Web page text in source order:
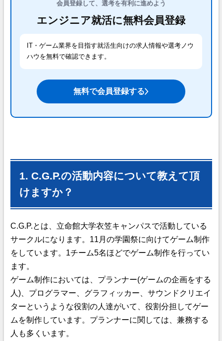
会員登録して、選考を有利に進めよう
エンジニア就活に無料会員登録
IT・ゲーム業界を目指す就活生向けの求人情報や選考ノウ
ハウを無料で確認できます。
無料で会員登録する
1. C.G.P.の活動内容について教えて頂
けますか？
C.G.P.とは、立命館大学衣笠キャンパスで活動している
サークルになります。 11月の学園祭に向けてゲーム制作
をしています。1チーム5名ほどでゲーム制作を行ってい
ます。
ゲーム制作においては、プランナー(ゲームの企画をする
人)、プログラマー、グラフィッカー、サウンドクリエイ
ターというような役割の人達がいて、役割分担してゲー
ムを制作しています。プランナーに関しては、兼務する
人も多くいます。